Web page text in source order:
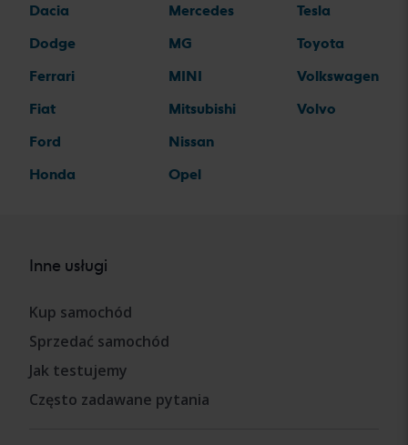
Dacia
Dodge
Ferrari
Fiat
Ford
Honda
Mercedes
MG
MINI
Mitsubishi
Nissan
Opel
Tesla
Toyota
Volkswagen
Volvo
Inne usługi
Kup samochód
Sprzedać samochód
Jak testujemy
Często zadawane pytania